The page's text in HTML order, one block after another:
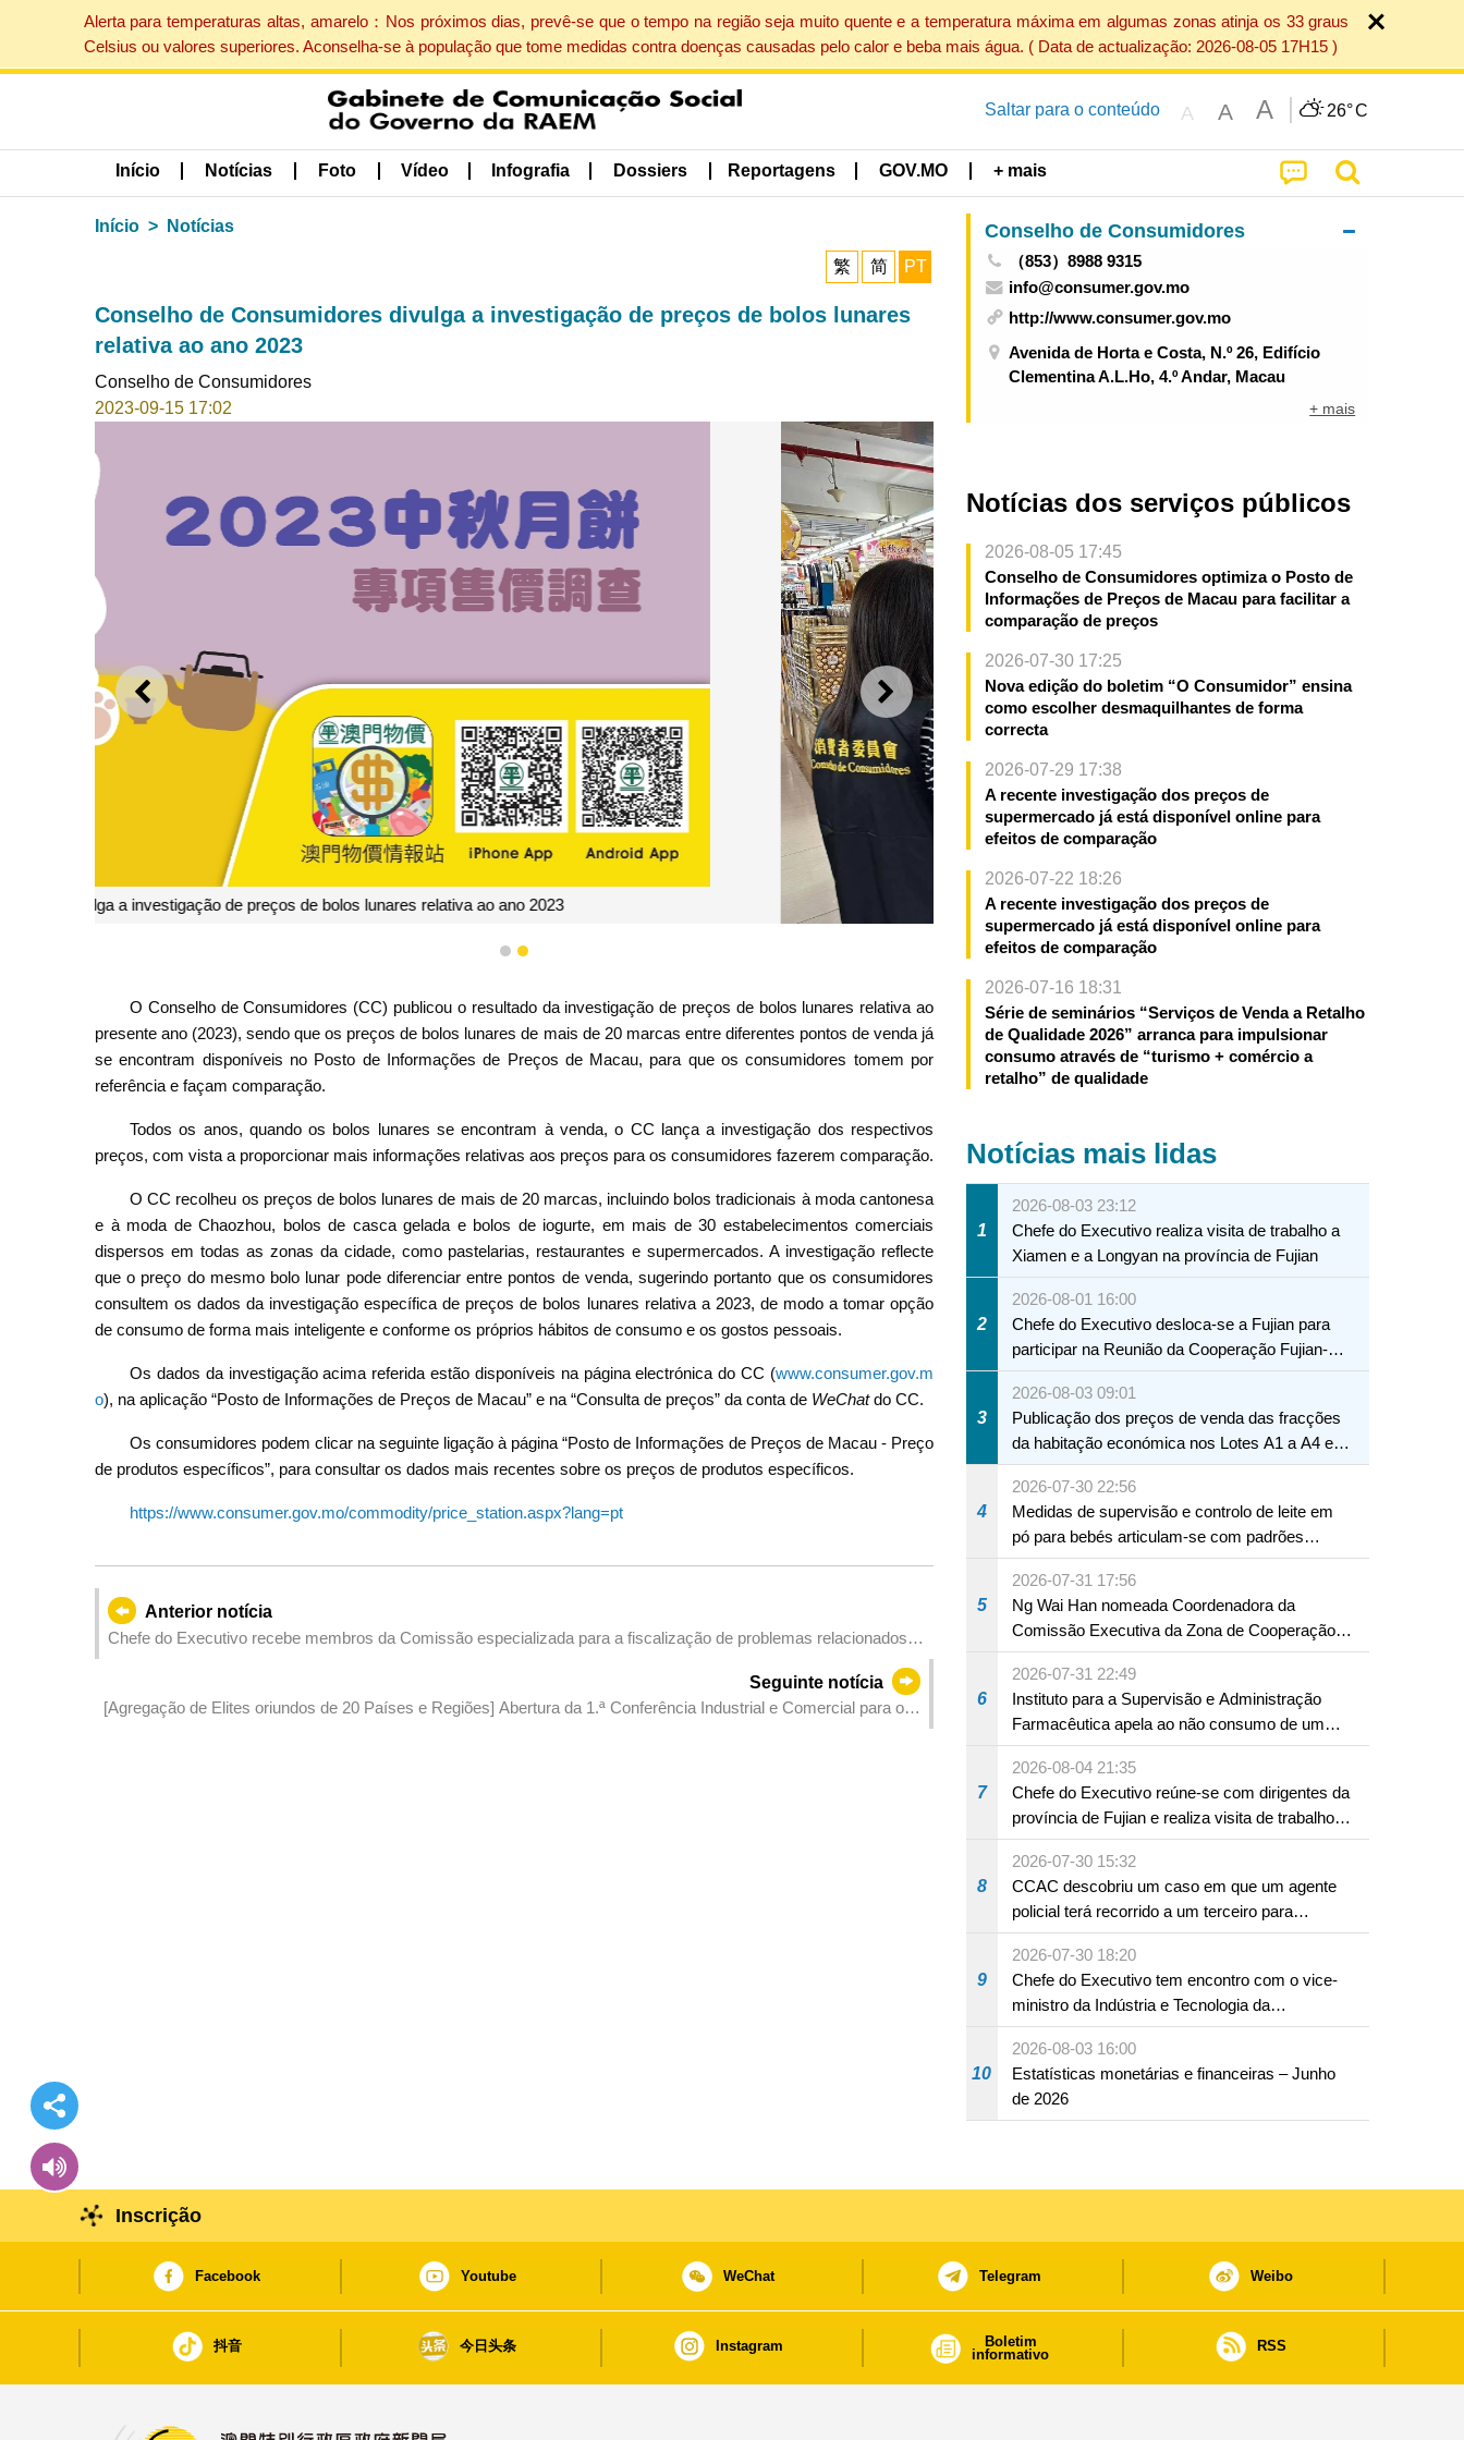
Alerta para temperaturas altas, amarelo：Nos próximos dias, prevê-se que o tempo na região seja muito quente e a temperatura máxima em algumas zonas atinja os 33 graus
Celsius ou valores superiores. Aconselha-se à população que tome medidas contra doenças causadas pelo calor e beba mais água. ( Data de actualização: 2026-08-05 17H15 )
Saltar para o conteúdo A A A 26°C
Início Notícias Foto Vídeo Infografia Dossiers Reportagens GOV.MO + mais
Início Notícias
繁 简 PT
Conselho de Consumidores divulga a investigação de preços de bolos lunares
relativa ao ano 2023
Conselho de Consumidores
2023-09-15 17:02
ANTERIOR SEGUINTE
O CC divulga a investigação de preços de bolos lunares relativa ao ano 2023
1 2
O Conselho de Consumidores (CC) publicou o resultado da investigação de preços de bolos lunares relativa ao
presente ano (2023), sendo que os preços de bolos lunares de mais de 20 marcas entre diferentes pontos de venda já
se encontram disponíveis no Posto de Informações de Preços de Macau, para que os consumidores tomem por
referência e façam comparação.
Todos os anos, quando os bolos lunares se encontram à venda, o CC lança a investigação dos respectivos
preços, com vista a proporcionar mais informações relativas aos preços para os consumidores fazerem comparação.
O CC recolheu os preços de bolos lunares de mais de 20 marcas, incluindo bolos tradicionais à moda cantonesa
e à moda de Chaozhou, bolos de casca gelada e bolos de iogurte, em mais de 30 estabelecimentos comerciais
dispersos em todas as zonas da cidade, como pastelarias, restaurantes e supermercados. A investigação reflecte
que o preço do mesmo bolo lunar pode diferenciar entre pontos de venda, sugerindo portanto que os consumidores
consultem os dados da investigação específica de preços de bolos lunares relativa a 2023, de modo a tomar opção
de consumo de forma mais inteligente e conforme os próprios hábitos de consumo e os gostos pessoais.
Os dados da investigação acima referida estão disponíveis na página electrónica do CC (www.consumer.gov.m
o), na aplicação “Posto de Informações de Preços de Macau” e na “Consulta de preços” da conta de WeChatdo CC.
Os consumidores podem clicar na seguinte ligação à página “Posto de Informações de Preços de Macau - Preço
de produtos específicos”, para consultar os dados mais recentes sobre os preços de produtos específicos.
https://www.consumer.gov.mo/commodity/price_station.aspx?lang=pt
Anterior notícia
Chefe do Executivo recebe membros da Comissão especializada para a fiscalização de problemas relacionados
Seguinte notícia
[Agregação de Elites oriundos de 20 Países e Regiões] Abertura da 1.ª Conferência Industrial e Comercial para o
Conselho de Consumidores
（853）8988 9315
info@consumer.gov.mo
http://www.consumer.gov.mo
Avenida de Horta e Costa, N.º 26, Edifício
Clementina A.L.Ho, 4.º Andar, Macau
+ mais
Notícias dos serviços públicos
2026-08-05 17:45
Conselho de Consumidores optimiza o Posto de
Informações de Preços de Macau para facilitar a
comparação de preços
2026-07-30 17:25
Nova edição do boletim “O Consumidor” ensina
como escolher desmaquilhantes de forma
correcta
2026-07-29 17:38
A recente investigação dos preços de
supermercado já está disponível online para
efeitos de comparação
2026-07-22 18:26
A recente investigação dos preços de
supermercado já está disponível online para
efeitos de comparação
2026-07-16 18:31
Série de seminários “Serviços de Venda a Retalho
de Qualidade 2026” arranca para impulsionar
consumo através de “turismo + comércio a
retalho” de qualidade
Notícias mais lidas
1
2026-08-03 23:12
Chefe do Executivo realiza visita de trabalho a
Xiamen e a Longyan na província de Fujian
2
2026-08-01 16:00
Chefe do Executivo desloca-se a Fujian para
participar na Reunião da Cooperação Fujian-
Macau
3
2026-08-03 09:01
Publicação dos preços de venda das fracções
da habitação económica nos Lotes A1 a A4 e
A12 da Zona A dos Novos Aterros
4
2026-07-30 22:56
Medidas de supervisão e controlo de leite em
pó para bebés articulam-se com padrões
internacionais Serviços interdepartamentais
envidam esforços para assegurar a saúde dos
bebés e crianças, assim como a segurança
alimentar
5
2026-07-31 17:56
Ng Wai Han nomeada Coordenadora da
Comissão Executiva da Zona de Cooperação
Aprofundada entre Guangdong e Macau em
Hengqin
6
2026-07-31 22:49
Instituto para a Supervisão e Administração
Farmacêutica apela ao não consumo de um
produto com substâncias medicamentosas
ocidentais
7
2026-08-04 21:35
Chefe do Executivo reúne-se com dirigentes da
província de Fujian e realiza visita de trabalho
em Fuzhou
8
2026-07-30 15:32
CCAC descobriu um caso em que um agente
policial terá recorrido a um terceiro para
assumir por si a culpa na sequência de uma
infracção rodoviária
9
2026-07-30 18:20
Chefe do Executivo tem encontro com o vice-
ministro da Indústria e Tecnologia da
Informação
10
2026-08-03 16:00
Estatísticas monetárias e financeiras – Junho
de 2026
Inscrição
Facebook Youtube WeChat Telegram Weibo
抖音 今日头条 Instagram
Boletim
informativo
RSS